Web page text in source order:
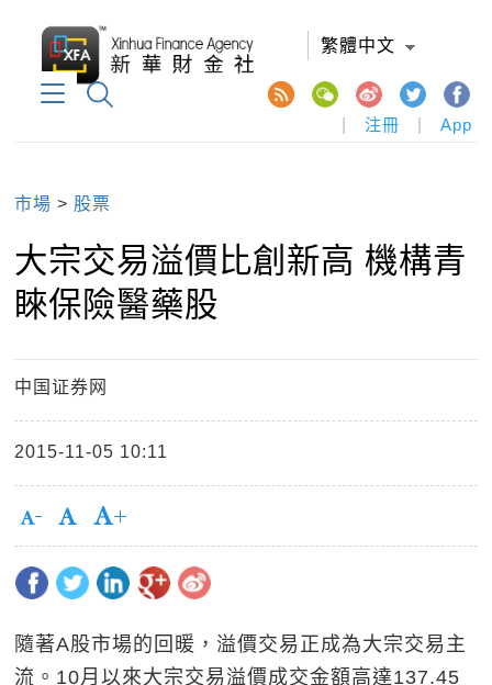
繁體中文
注冊 App
市場 > 股票
大宗交易溢價比創新高 機構青
睞保險醫藥股
中国证券网
2015-11-05 10:11
隨著A股市場的回暖，溢價交易正成為大宗交易主
流。10月以來大宗交易溢價成交金額高達137.45